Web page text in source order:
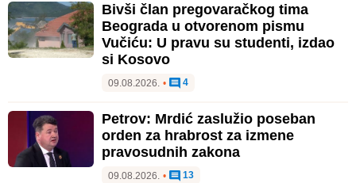
Bivši član pregovaračkog tima
Beograda u otvorenom pismu
Vučiću: U pravu su studenti, izdao
si Kosovo
09.08.2026. • 4
Petrov: Mrdić zaslužio poseban
orden za hrabrost za izmene
pravosudnih zakona
09.08.2026. • 13